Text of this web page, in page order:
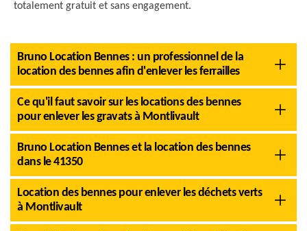
totalement gratuit et sans engagement.
Bruno Location Bennes : un professionnel de la
location des bennes afin d'enlever les ferrailles
Ce qu'il faut savoir sur les locations des bennes
pour enlever les gravats à Montlivault
Bruno Location Bennes et la location des bennes
dans le 41350
Location des bennes pour enlever les déchets verts
à Montlivault